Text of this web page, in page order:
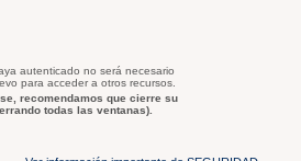
autenticado no será necesario
para acceder a otros recursos.
recomendamos que cierre su
todas las ventanas).